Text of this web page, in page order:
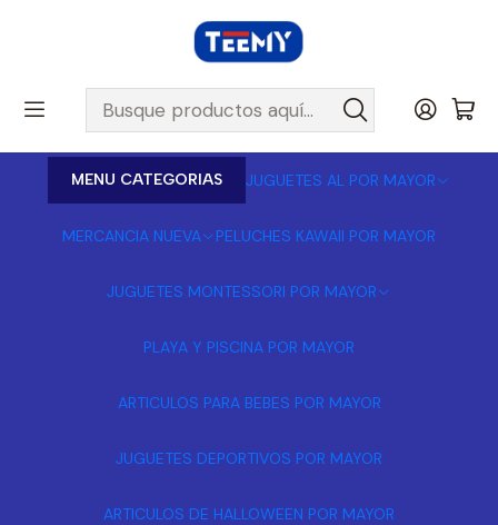
MENU CATEGORIAS JUGUETES AL POR MAYOR
MERCANCIA NUEVA PELUCHES KAWAII POR MAYOR
JUGUETES MONTESSORI POR MAYOR
PLAYA Y PISCINA POR MAYOR
ARTICULOS PARA BEBES POR MAYOR
JUGUETES DEPORTIVOS POR MAYOR
ARTICULOS DE HALLOWEEN POR MAYOR